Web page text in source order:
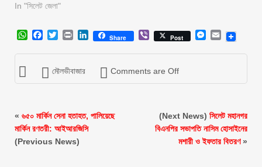
In "সিলেট জেলা"
WhatsApp
Facebook
Twitter
Print LinkedIn
Share ViberPost Messenger
Email
মৌলভীবাজার Comments are Off
« ৬৫০ মার্কিন সেনা হতাহত, পালিয়েছে
মার্কিন রণতরী: আইআরজিসি
(Previous News)
(Next News) সিলেট মহানগর
বিএনপির সভাপতি নাসিম হোসাইনের
মশারী ও ইফতার বিতরণ»